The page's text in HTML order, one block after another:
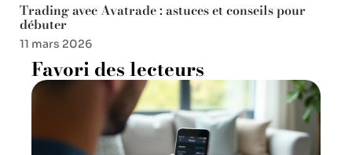
Trading avec Avatrade : astuces et conseils pour
débuter
11 mars 2026
Favori des lecteurs